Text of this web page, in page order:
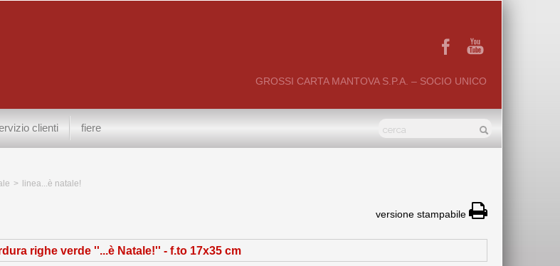
GROSSI CARTA MANTOVA S.P.A. – SOCIO UNICO
clienti fiere
> linea...è natale!
versione stampabile
righe verde ''...è Natale!'' - f.to 17x35 cm